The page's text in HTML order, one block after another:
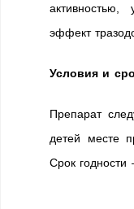
активностью,
эффект
Условия и
Препарат
детей месте
Срок годности